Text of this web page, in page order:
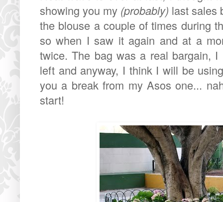
showing you my (probably) last sales
the blouse a couple of times during
so when I saw it again and at a
twice. The bag was a real bargain,
left and anyway, I think I will be
you a break from my Asos one...
start!